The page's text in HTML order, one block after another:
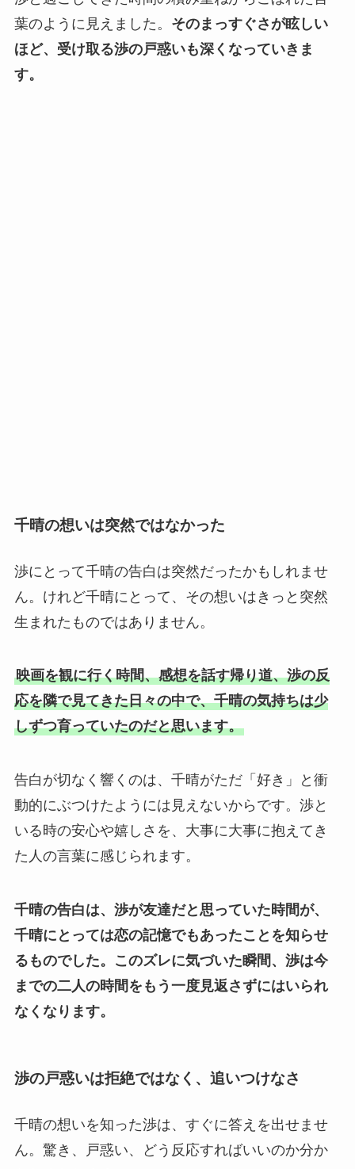
葉のように見えました。 そのまっすぐさが眩しい
ほど、受け取る渉の戸惑いも深くなっていきま
す。
千晴の想いは突然ではなかった
渉にとって千晴の告白は突然だったかもしれませ
ん。けれど千晴にとって、その想いはきっと突然
生まれたものではありません。
映画を観に行く時間、感想を話す帰り道、渉の反
応を隣で見てきた日々の中で、千晴の気持ちは少
しずつ育っていたのだと思います。
告白が切なく響くのは、千晴がただ「好き」と衝
動的にぶつけたようには見えないからです。渉と
いる時の安心や嬉しさを、大事に大事に抱えてき
た人の言葉に感じられます。
千晴の告白は、渉が友達だと思っていた時間が、
千晴にとっては恋の記憶でもあったことを知らせ
るものでした。
このズレに気づいた瞬間、渉は今
までの二人の時間をもう一度見返さずにはいられ
なくなります。
渉の戸惑いは拒絶ではなく、追いつけなさ
千晴の想いを知った渉は、すぐに答えを出せませ
ん。驚き、戸惑い、どう反応すればいいのか分か